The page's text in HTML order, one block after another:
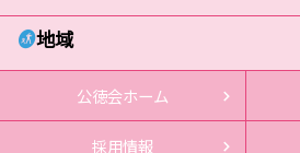
地域
公徳会ホーム
採用情報